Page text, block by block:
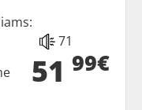
71
51 99€